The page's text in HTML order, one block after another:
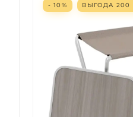
- 10% ВЫГОДА 200